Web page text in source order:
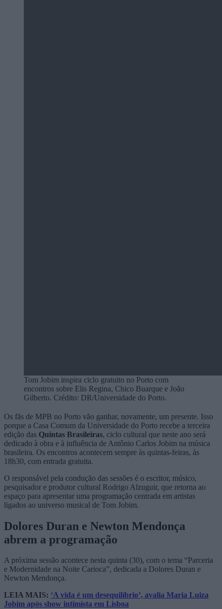
Tom Jobim inspira ciclo gratuito no Porto com
encontros sobre Elis Regina, Chico Buarque e João
Gilberto. Crédito: DR/Universidade do Porto.
Os fãs de MPB no Porto vão ganhar, novamente, um presente. Isso
porque a Casa Comum da Universidade do Porto recebe a terceira
edição das Quintas Brasileiras, ciclo cultural que neste ano será
dedicado à obra e à influência de Antônio Carlos Jobim na música
brasileira. Os encontros acontecem sempre às quintas-feiras, às
18h30, com entrada gratuita.
O responsável pela condução das sessões é o escritor, músico,
pesquisador e produtor cultural Rodrigo Alzuguir, que retorna ao
espaço para apresentar uma programação centrada em artistas
ligados ao universo musical de Tom Jobim.
Dolores Duran e Newton Mendonça
abrem a programação
A próxima sessão acontece nesta quinta (30), com o tema “Parceria
e Modernidade na Noite Carioca”, dedicada a Dolores Duran e
Newton Mendonça.
LEIA MAIS: ‘A vida é um desequilíbrio’, avalia Maria Luiza
Jobim após show intimista em Lisboa